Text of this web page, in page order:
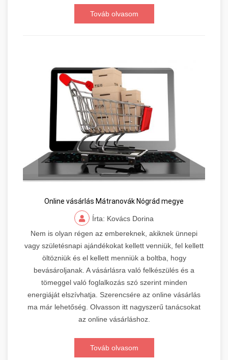
Továb olvasom
Online vásárlás Mátranovák Nógrád megye
Írta: Kovács Dorina
Nem is olyan régen az embereknek, akiknek ünnepi
vagy születésnapi ajándékokat kellett venniük, fel kellett
öltözniük és el kellett menniük a boltba, hogy
bevásároljanak. A vásárlásra való felkészülés és a
tömeggel való foglalkozás szó szerint minden
energiáját elszívhatja. Szerencsére az online vásárlás
ma már lehetőség. Olvasson itt nagyszerű tanácsokat
az online vásárláshoz.
Továb olvasom